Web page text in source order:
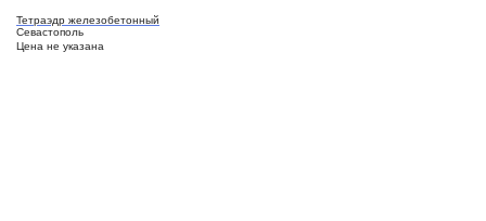
Тетраэдр железобетонный
Севастополь
Цена не указана